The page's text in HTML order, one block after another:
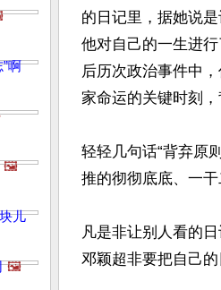
啊
🖼️
儿
🖼️
的日记里，据她说
他对自己的一生进
后历次政治事件中
家命运的关键时刻
轻轻几句话“背弃原
推的彻彻底底、一干
凡是非让别人看的
邓颖超非要把自己的